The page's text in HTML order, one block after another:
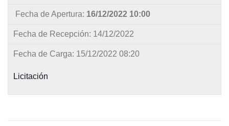
Fecha de Apertura: 16/12/2022 10:00
Fecha de Recepción: 14/12/2022
Fecha de Carga: 15/12/2022 08:20
Licitación